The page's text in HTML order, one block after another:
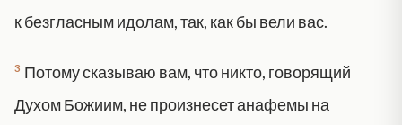
к безгласным идолам, так, как бы вели вас.
3 Потому сказываю вам, что никто, говорящий
Духом Божиим, не произнесет анафемы на